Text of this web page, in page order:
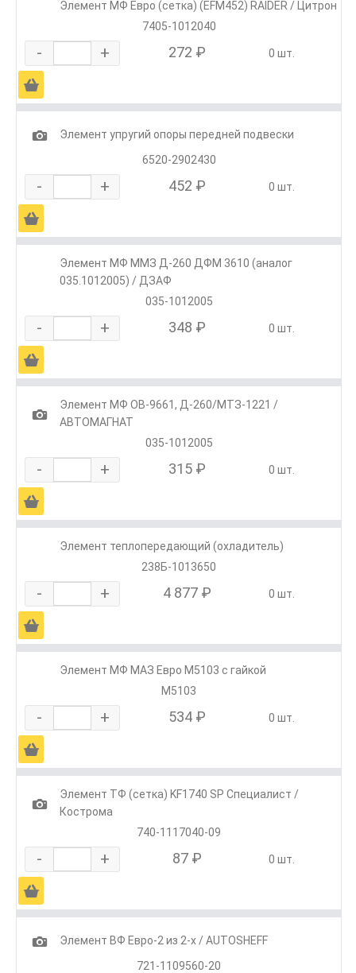
Элемент МФ Евро (сетка) (EFM452) RAIDER / Цитрон
7405-1012040
- + 272 ₽ 0 шт.
Ä
1
Элемент упругий опоры передней подвески
6520-2902430
- + 452 ₽ 0 шт.
Ä
Элемент МФ ММЗ Д-260 ДФМ 3610 (аналог
035.1012005) / ДЗАФ
035-1012005
- + 348 ₽ 0 шт.
Ä
1
Элемент МФ OB-9661, Д-260/МТЗ-1221 /
АВТОМАГНАТ
035-1012005
- + 315 ₽ 0 шт.
Ä
Элемент теплопередающий (охладитель)
238Б-1013650
- + 4 877 ₽ 0 шт.
Ä
Элемент МФ МАЗ Евро М5103 с гайкой
М5103
- + 534 ₽ 0 шт.
Ä
1
Элемент ТФ (сетка) KF1740 SP Специалист /
Кострома
740-1117040-09
- + 87 ₽ 0 шт.
Ä
1
Элемент ВФ Евро-2 из 2-х / AUTOSHEFF
721-1109560-20